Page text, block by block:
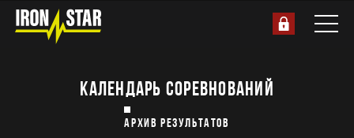
КАЛЕНДАРЬ СОРЕВНОВАНИЙ
АРХИВ РЕЗУЛЬТАТОВ